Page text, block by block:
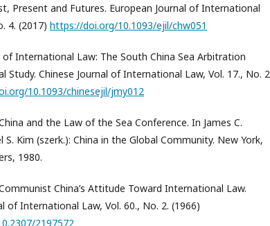
Present and Futures. European Journal of International
4. (2017) https://doi.org/10.1093/ejil/chw051
of International Law: The South China Sea Arbitration
Study. Chinese Journal of International Law, Vol. 17., No. 2
10.1093/chinesejil/jmy012
and the Law of the Sea Conference. In James C.
S. Kim (szerk.): China in the Global Community. New York,
1980.
China’s Attitude Toward International Law.
of International Law, Vol. 60., No. 2. (1966)
2197572